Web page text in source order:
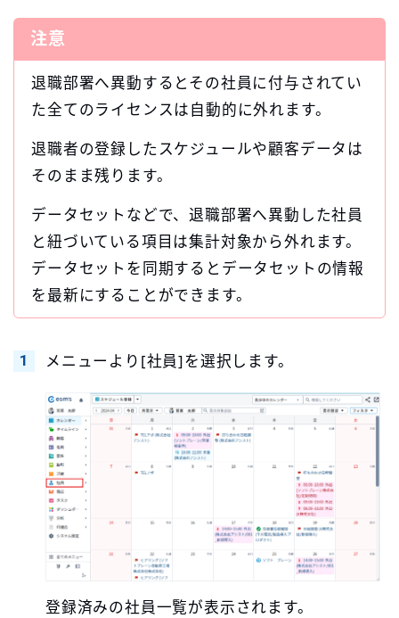
注意
退職部署へ異動するとその社員に付与されてい
た全てのライセンスは自動的に外れます。
退職者の登録したスケジュールや顧客データは
そのまま残ります。
データセットなどで、退職部署へ異動した社員
と紐づいている項目は集計対象から外れます。
データセットを同期するとデータセットの情報
を最新にすることができます。
メニューより[社員]を選択します。
登録済みの社員一覧が表示されます。